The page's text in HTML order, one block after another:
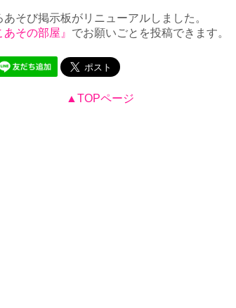
あそび掲示板がリニューアルしました。
あその部屋』 でお願いごとを投稿できます。
▲TOPページ